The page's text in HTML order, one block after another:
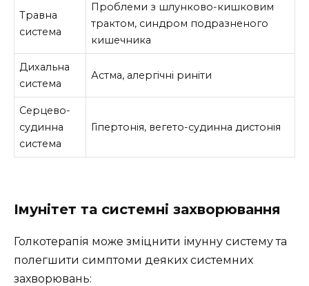
Травна
система
Проблеми з шлунково-кишковим
трактом, синдром подразненого
кишечника
Дихальна
система
Астма, алергічні риніти
Серцево-
судинна
система
Гіпертонія, вегето-судинна дистонія
Імунітет та системні захворювання
Голкотерапія може зміцнити імунну систему та
полегшити симптоми деяких системних
захворювань: